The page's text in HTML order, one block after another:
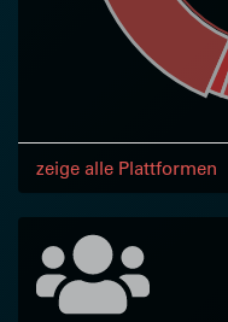
zeige alle Plattformen